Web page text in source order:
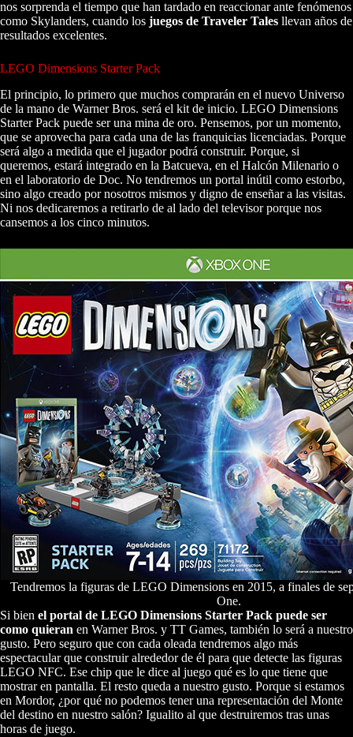
nos sorprenda el tiempo que han tardado en reaccionar ante fenómenos
como Skylanders, cuando los juegos de Traveler Tales llevan años de
resultados excelentes.
LEGO Dimensions Starter Pack
El principio, lo primero que muchos comprarán en el nuevo Universo
de la mano de Warner Bros. será el kit de inicio. LEGO Dimensions
Starter Pack puede ser una mina de oro. Pensemos, por un momento,
que se aprovecha para cada una de las franquicias licenciadas. Porque
será algo a medida que el jugador podrá construir. Porque, si
queremos, estará integrado en la Batcueva, en el Halcón Milenario o
en el laboratorio de Doc. No tendremos un portal inútil como estorbo,
sino algo creado por nosotros mismos y digno de enseñar a las visitas.
Ni nos dedicaremos a retirarlo de al lado del televisor porque nos
cansemos a los cinco minutos.
Tendremos la figuras de LEGO Dimensions en 2015, a finales de
One.
Si bien el portal de LEGO Dimensions Starter Pack puede ser
como quieran en Warner Bros. y TT Games, también lo será a nuestro
gusto. Pero seguro que con cada oleada tendremos algo más
espectacular que construir alrededor de él para que detecte las figuras
LEGO NFC. Ese chip que le dice al juego qué es lo que tiene que
mostrar en pantalla. El resto queda a nuestro gusto. Porque si estamos
en Mordor, ¿por qué no podemos tener una representación del Monte
del destino en nuestro salón? Igualito al que destruiremos tras unas
horas de juego.